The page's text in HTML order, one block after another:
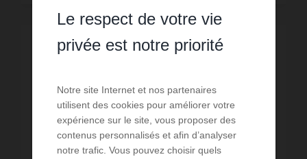
Le respect de votre vie
privée est notre priorité
Notre site Internet et nos partenaires
utilisent des cookies pour améliorer votre
expérience sur le site, vous proposer des
contenus personnalisés et afin d’analyser
notre trafic. Vous pouvez choisir quels